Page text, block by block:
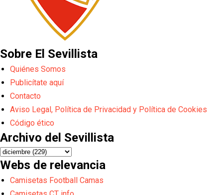
Sobre El Sevillista
Quiénes Somos
Publicítate aquí
Contacto
Aviso Legal, Política de Privacidad y Política de Cookies
Código ético
Archivo del Sevillista
Webs de relevancia
Camisetas Football Camas